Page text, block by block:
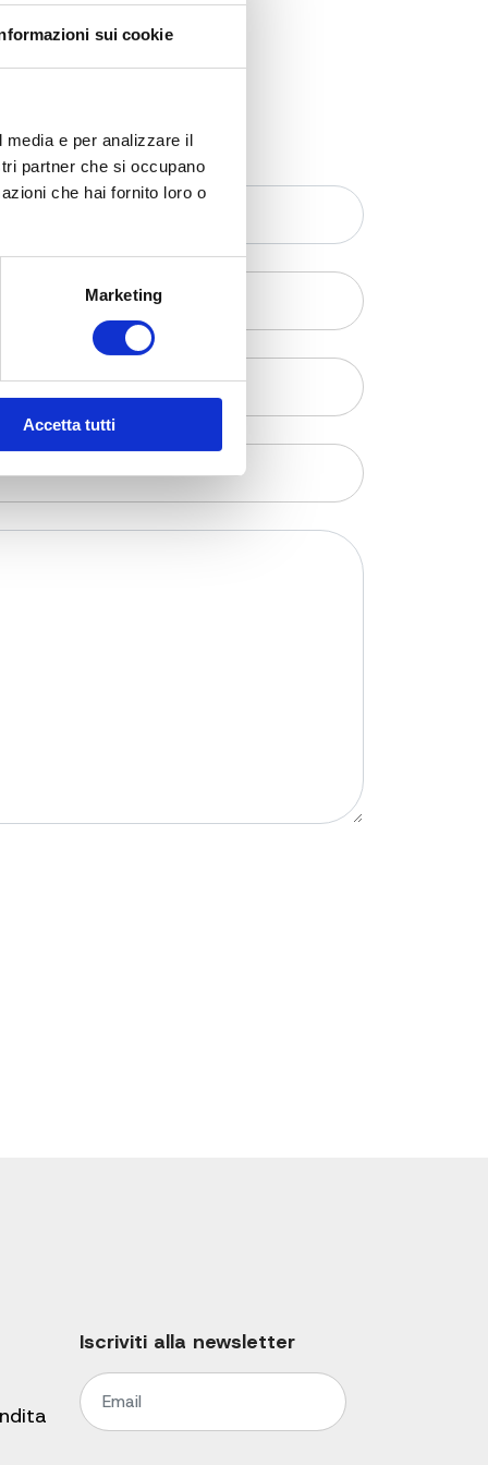
sui cookie
e per analizzare il
partner che si occupano
che hai fornito loro o
Marketing
Accetta tutti
Iscriviti alla newsletter